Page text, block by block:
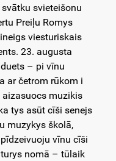
svieteišonu
Preiļu Romys
viesturiskais
23. augusta
– pi vīnu
ar četrom rūkom i
aizasuocs muzikis
tys asūt cīši senejs
muzykys školā,
vīnu cīši
nomā – tūlaik